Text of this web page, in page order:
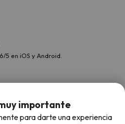
5 en iOS y Android.
importante
para darte una experiencia